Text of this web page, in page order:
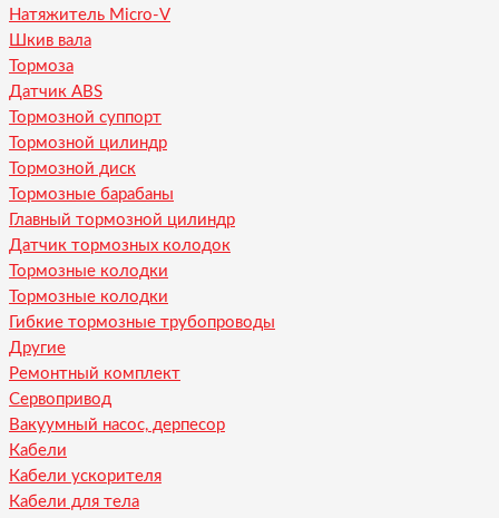
Натяжитель Micro-V
Шкив вала
Тормоза
Датчик ABS
Тормозной суппорт
Тормозной цилиндр
Тормозной диск
Тормозные барабаны
Главный тормозной цилиндр
Датчик тормозных колодок
Тормозные колодки
Тормозные колодки
Гибкие тормозные трубопроводы
Другие
Ремонтный комплект
Сервопривод
Вакуумный насос, дерпесор
Кабели
Кабели ускорителя
Кабели для тела